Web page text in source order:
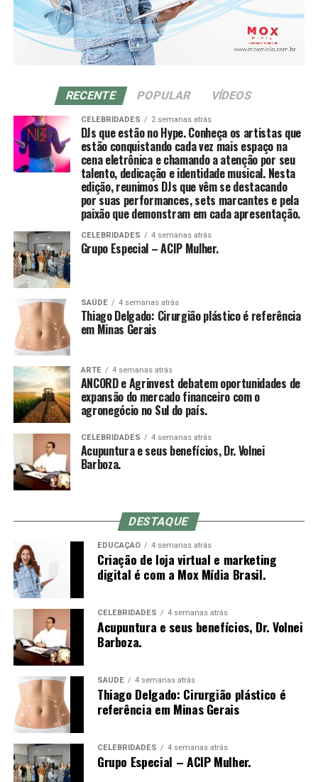
anos de experiência nos mercados de commodities
agrícolas e derivativos, Vanin atende atualmente
grandes fundos de investimento no Brasil e na China,
além de trading companies, oferecendo análises e
agronegócio.
O evento será realizado de forma presencial, às 19h,
com participação gratuita mediante inscrição prévia e
vagas limitadas.
Serviço:
Evento: Encontro de profissionais do mercado
financeiro que querem crescer no agro
Data e horário: 8 de julho de 2026 (terça-feira), às
19h
Local: Agrinvest Commodities — Curitiba (PR)
Gratuito, com inscrições limitadas
Inscrições: https://link.agrinvest.agr.br/43SdCUw
Sobre a ANCORD
Com mais de 50 anos de atuação, a ANCORD (Associação
Nacional das Corretoras e Distribuidoras de Títulos e
Valores Mobiliários, Câmbio e Mercadorias) se
consolidou como a mais representativa Associação da
Indústria de Intermediação. É também reconhecida pela
qualidade de suas iniciativas educacionais e, por conta de
investimentos em tecnologia, se tornou uma referência
do mercado financeiro e de capitais como Entidade
Certificadora e Credenciadora.
Sobre a Agrinvest Commodities
A Agrinvest Commodities é referência em inteligência de
mercado e gestão de risco para o agronegócio brasileiro,
conectando produtores, indústrias e o mercado
financeiro por meio de análises, consultoria e operações
em commodities agrícolas.
CONTATO:
Site:https://moxmidia.com.br/
E-mail: moxmidia@moxmidia.com.br
Telefone/ Whatsapp:(41) 9 9735-5599
RECENTE POPULAR VÍDEOS
CELEBRIDADES 2 semanas atrás
DJs que estão no Hype. Conheça os artistas que
estão conquistando cada vez mais espaço na
cena eletrônica e chamando a atenção por seu
talento, dedicação e identidade musical. Nesta
edição, reunimos DJs que vêm se destacando
por suas performances, sets marcantes e pela
paixão que demonstram em cada apresentação.
CELEBRIDADES 4 semanas atrás
Grupo Especial – ACIP Mulher.
SAÚDE 4 semanas atrás
Thiago Delgado: Cirurgião plástico é referência
em Minas Gerais
ARTE 4 semanas atrás
ANCORD e Agrinvest debatem oportunidades de
expansão do mercado financeiro com o
agronegócio no Sul do país.
CELEBRIDADES 4 semanas atrás
Acupuntura e seus benefícios, Dr. Volnei
Barboza.
DESTAQUE
EDUCAÇÃO 4 semanas atrás
Criação de loja virtual e marketing
digital é com a Mox Mídia Brasil.
CELEBRIDADES 4 semanas atrás
Acupuntura e seus benefícios, Dr. Volnei
Barboza.
SAÚDE 4 semanas atrás
Thiago Delgado: Cirurgião plástico é
referência em Minas Gerais
CELEBRIDADES 4 semanas atrás
Grupo Especial – ACIP Mulher.